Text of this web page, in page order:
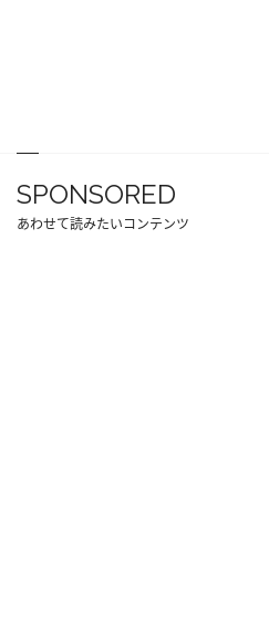
SPONSORED
あわせて読みたいコンテンツ